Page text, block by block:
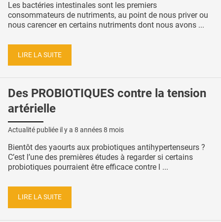
Les bactéries intestinales sont les premiers
consommateurs de nutriments, au point de nous priver ou
nous carencer en certains nutriments dont nous avons ...
LIRE LA SUITE
Des PROBIOTIQUES contre la tension
artérielle
Actualité publiée il y a 8 années 8 mois
Bientôt des yaourts aux probiotiques antihypertenseurs ?
C’est l’une des premières études à regarder si certains
probiotiques pourraient être efficace contre l ...
LIRE LA SUITE